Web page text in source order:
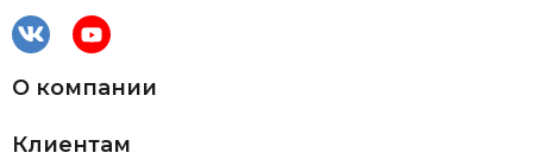
О компании
Клиентам